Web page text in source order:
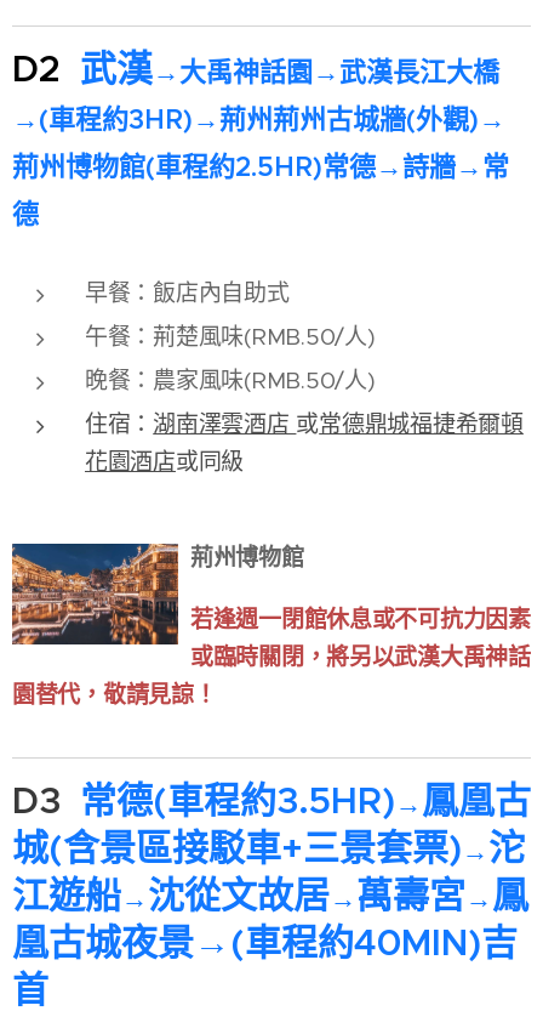
D2 武漢→大禹神話園 →武漢長江大橋
→(車程約3HR)→荊州荊州古城牆(外觀)→
荊州博物館(車程約2.5HR)常德→詩牆→常
德
早餐：飯店內自助式
午餐：荊楚風味(RMB.50/人)
晚餐：農家風味(RMB.50/人)
住宿： 湖南澤雲酒店 或常德鼎城福捷希爾頓
花園酒店或同級
荊州博物館
若逢週一閉館休息或不可抗力因素
或臨時關閉，將另以武漢大禹神話
園替代，敬請見諒！
D3 常德(車程約3.5HR)→鳳凰古
城(含景區接駁車+三景套票)→沱
江遊船→沈從文故居→萬壽宮→鳳
凰古城夜景→(車程約40MIN)吉
首